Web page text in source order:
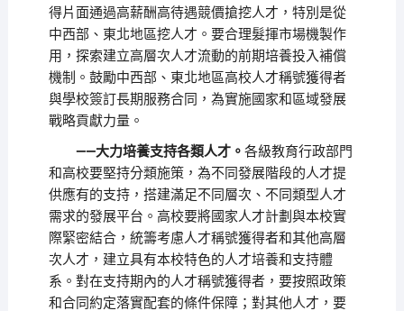
得片面通過高薪酬高待遇競價搶挖人才，特別是從
中西部、東北地區挖人才。要合理髮揮市場機製作
用，探索建立高層次人才流動的前期培養投入補償
機制。鼓勵中西部、東北地區高校人才稱號獲得者
與學校簽訂長期服務合同，為實施國家和區域發展
戰略貢獻力量。
——大力培養支持各類人才。 各級教育行政部門
和高校要堅持分類施策，為不同發展階段的人才提
供應有的支持，搭建滿足不同層次、不同類型人才
需求的發展平台。高校要將國家人才計劃與本校實
際緊密結合，統籌考慮人才稱號獲得者和其他高層
次人才，建立具有本校特色的人才培養和支持體
系。對在支持期內的人才稱號獲得者，要按照政策
和合同約定落實配套的條件保障；對其他人才，要